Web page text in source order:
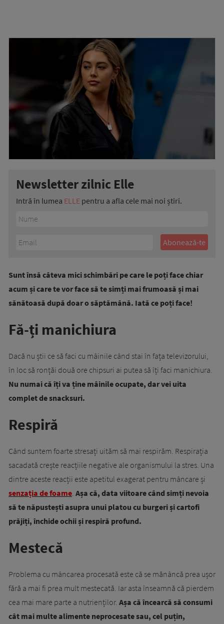
Newsletter zilnic Elle
Intră în lumea ELLE pentru a afla cele mai noi știri.
Sunt însă câteva mici schimbări pe care le poți face chiar
acum și care te vor face să te simți mai frumoasă și mai
sănătoasă după doar o săptămână. Iată ce poți face!
Fă-ți manichiura
Dacă nu știi ce să faci cu mâinile când stai în fața televizorului,
în loc să ronțăi două ore chipsuri ai putea să îți faci manichiura.
Nu numai că îți va ține mâinile ocupate, dar vei uita
complet de snacksuri.
Respiră
Când suntem foarte stresați uităm să mai respirăm. Respirația
sacadată crește reacțiile negative ale organismului la stres. Una
dintre aceste reacții este apetitul exagerat pentru mâncare și
senzația de foame. Așa că, data viitoare când simți nevoia
să te năpustești asupra unui platou cu burgeri și cartofi
prăjiți, închide ochii și respiră profund.
Mestecă
Problema cu mâncarea procesată este că se mănâncă prea ușor
fără a mai fi prea mult mestecată. Iar asta înseamnă că pierdem
cea mai mare parte a nutrienților. Așa că încearcă să consumi
cât mai multe alimente neprocesatesau, cel puțin,